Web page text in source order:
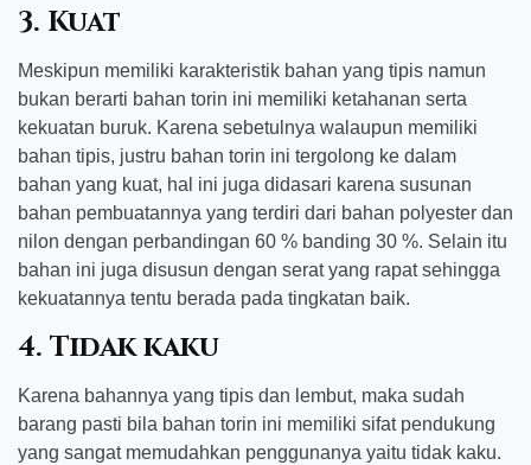
3. Kuat
Meskipun memiliki karakteristik bahan yang tipis namun
bukan berarti bahan torin ini memiliki ketahanan serta
kekuatan buruk. Karena sebetulnya walaupun memiliki
bahan tipis, justru bahan torin ini tergolong ke dalam
bahan yang kuat, hal ini juga didasari karena susunan
bahan pembuatannya yang terdiri dari bahan polyester dan
nilon dengan perbandingan 60 % banding 30 %. Selain itu
bahan ini juga disusun dengan serat yang rapat sehingga
kekuatannya tentu berada pada tingkatan baik.
4. Tidak kaku
Karena bahannya yang tipis dan lembut, maka sudah
barang pasti bila bahan torin ini memiliki sifat pendukung
yang sangat memudahkan penggunanya yaitu tidak kaku.